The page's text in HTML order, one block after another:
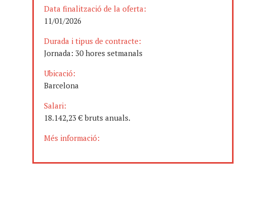
Data finalització de la oferta:
11/01/2026
Durada i tipus de contracte:
Jornada: 30 hores setmanals
Ubicació:
Barcelona
Salari:
18.142,23 € bruts anuals.
Més informació: